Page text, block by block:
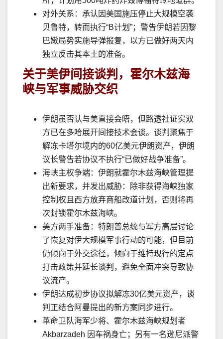
对外关系：承认因美国施压停止大规模空袭
贝鲁特，转而执行“B计划 ”；警告伊朗若因黎
巴嫩局势实施导弹报复，以方已做好两天内
独立反击其本土的准备。
关于美伊间接谈判，霍尔木兹海
峡与军事威胁交织
伊朗虽否认与美直接会晤，但路透社证实双
方已在多哈展开间接技术会谈。谈判聚焦于
解冻卡塔尔境内的60亿美元伊朗资产，伊朗
议长警告若协议不执行“已做好战争准备”。
海峡主权争端：伊朗就霍尔木兹海峡管理提
出新要求，并发出威胁：除非获得海峡独家
控制权且西方放弃商船改道计划，否则将再
次封锁霍尔木兹海峡。
美方两手准备：特朗普总统与军方高层讨论
了恢复对伊大规模军事行动的可能，但目前
仍倾向于外交途径，倾向于维持现行的定点
打击政策并延长谈判，避免全面冲突导致协
议流产。
伊朗达成初步协议拟解冻30亿美元资产，谈
判正结合阿曼提出的新方案同步进行。
革命卫队海军少将、霍尔木兹海峡规划者
Akbarzadeh 因车祸身亡；另有一名逊尼派警